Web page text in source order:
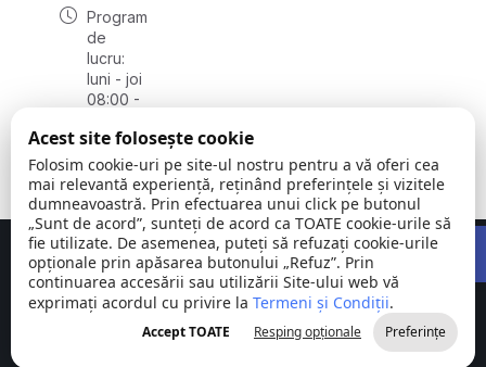
Program
de
lucru:
luni - joi
08:00 -
vineri
08:00 -
14:00
Comuna
Stejaru |
județul Tulcea
©
2026
Toate
drepturile
rezervate
Concept realizat deBig Media Relații Publice SRL
Acest site folosește cookie
Folosim cookie-uri pe site-ul nostru pentru a vă oferi cea
mai relevantă experiență, reținând preferințele și vizitele
dumneavoastră. Prin efectuarea unui click pe butonul
„Sunt de acord”, sunteți de acord ca TOATE cookie-urile să
fie utilizate. De asemenea, puteți să refuzați cookie-urile
opționale prin apăsarea butonului „Refuz”. Prin
continuarea accesării sau utilizării Site-ului web vă
exprimați acordul cu privire la Termeni și Condiții.
Accept TOATE Resping opționale Preferințe